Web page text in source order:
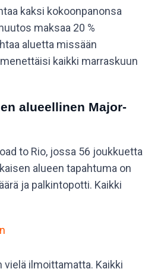
875
750
500
250
kaksi kokoonpanonsa
maksaa 20 %
aluetta missään
kaikki marraskuun
alueellinen Major-
to Rio, jossa 56 joukkuetta
alueen tapahtuma on
ja palkintopotti. Kaikki
ilmoittamatta. Kaikki